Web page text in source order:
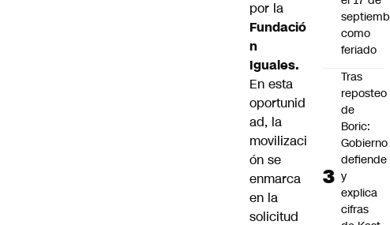
por la
Fundació
n
Iguales.
En esta
oportunid
ad, la
movilizaci
ón se
enmarca
en la
solicitud
como
feriado
Tras
reposteo
de
Boric:
Gobierno
defiende
y
explica
cifras